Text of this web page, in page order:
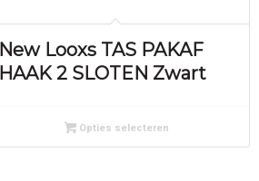
New Looxs TAS PAKAF
HAAK 2 SLOTEN Zwart
Opties selecteren